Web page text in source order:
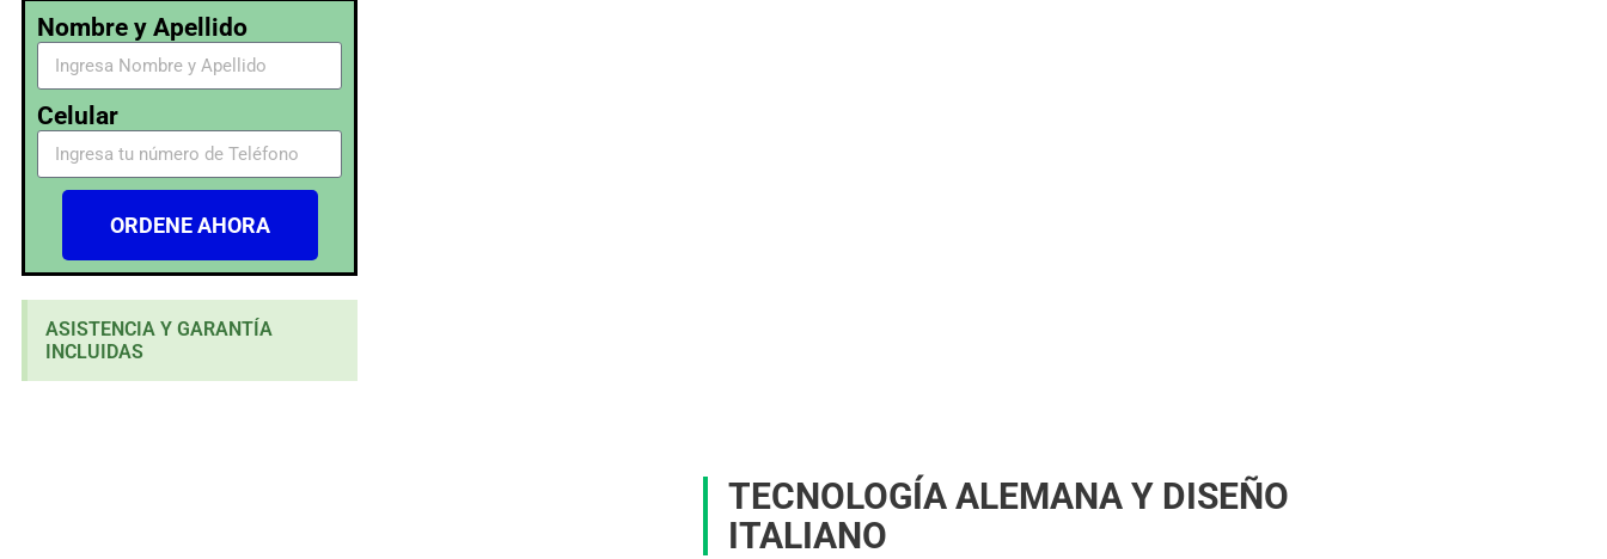
Nombre y Apellido
Celular
ORDENE AHORA
ASISTENCIA Y GARANTÍA
INCLUIDAS
TECNOLOGÍA ALEMANA Y DISEÑO
ITALIANO